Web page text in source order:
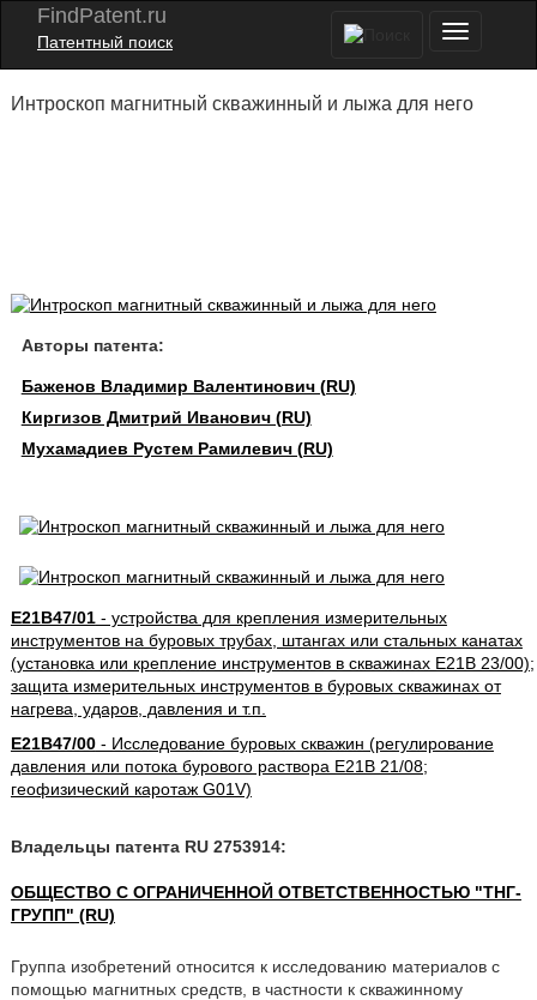
FindPatent.ru
Патентный поиск
Интроскоп магнитный скважинный и лыжа для него
Авторы патента:
Баженов Владимир Валентинович (RU)
Киргизов Дмитрий Иванович (RU)
Мухамадиев Рустем Рамилевич (RU)
E21B47/01- устройства для крепления измерительных
инструментов на буровых трубах, штангах или стальных канатах
(установка или крепление инструментов в скважинах E21B 23/00);
защита измерительных инструментов в буровых скважинах от
нагрева, ударов, давления и т.п.
E21B47/00- Исследование буровых скважин (регулирование
давления или потока бурового раствора E21B 21/08;
геофизический каротаж G01V)
Владельцы патента RU 2753914:
ОБЩЕСТВО С ОГРАНИЧЕННОЙ ОТВЕТСТВЕННОСТЬЮ "ТНГ-
ГРУПП" (RU)
Группа изобретений относится к исследованию материалов с
помощью магнитных средств, в частности к скважинному